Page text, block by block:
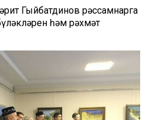
Гыйбатдинов рәссамнарга
һәм рәхмәт